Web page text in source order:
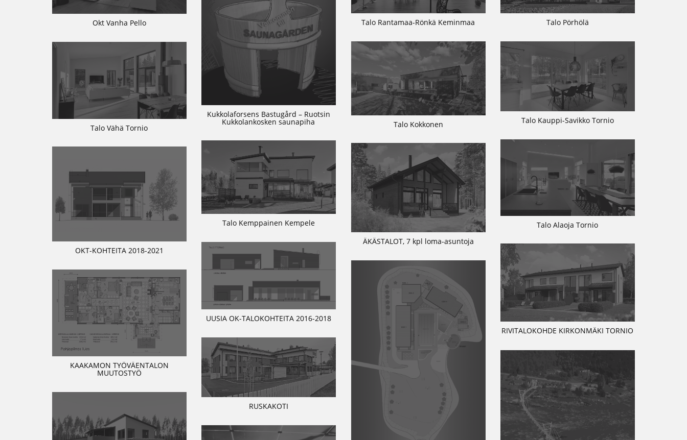
Okt Vanha Pello
Kukkolaforsens Bastugård – Ruotsin
Kukkolankosken saunapiha
Talo Rantamaa-Rönkä Keminmaa Talo Pörhölä
Talo Kokkonen Talo Kauppi-Savikko Tornio
Talo Vähä Tornio
Talo Alaoja Tornio
Talo Kemppainen Kempele
ÄKÄSTALOT, 7 kpl loma-asuntoja
OKT-KOHTEITA 2018-2021
UUSIA OK-TALOKOHTEITA 2016-2018
RIVITALOKOHDE KIRKONMÄKI TORNIO
KAAKAMON TYÖVÄENTALON
MUUTOSTYÖ
RUSKAKOTI